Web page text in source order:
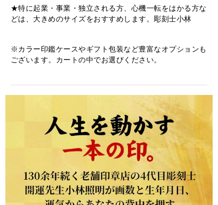
★特に起業・事業・独立される方、心機一転をはかる方な
どは、大きめのサイズをおすすめします。彫刻士小林
※カラー印鑑ケースやギフト包装など豊富なオプションも
ございます。カートの中でお選びください。